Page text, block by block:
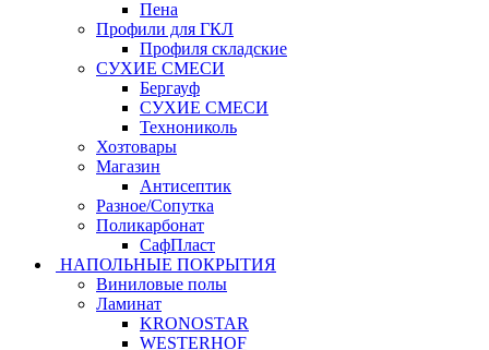
Пена
Профили для ГКЛ
Профиля складские
СУХИЕ СМЕСИ
Бергауф
СУХИЕ СМЕСИ
Технониколь
Хозтовары
Магазин
Антисептик
Разное/Сопутка
Поликарбонат
СафПласт
НАПОЛЬНЫЕ ПОКРЫТИЯ
Виниловые полы
Ламинат
KRONOSTAR
WESTERHOF